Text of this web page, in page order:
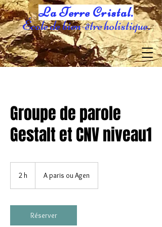
La Terre Cristal.
École de bien-être holistique.
Groupe de parole
Gestalt et CNV niveau1
2 h A paris ou Agen
Réserver